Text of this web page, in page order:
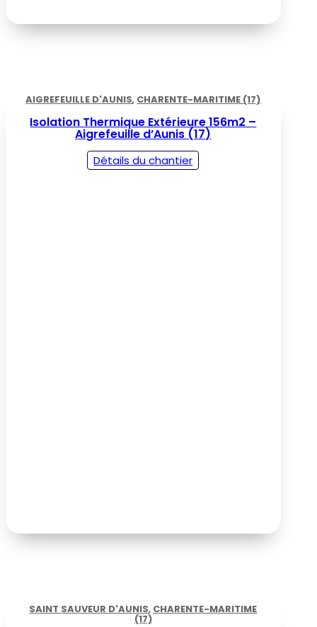
AIGREFEUILLE D'AUNIS, CHARENTE-MARITIME (17)
Isolation Thermique Extérieure 156m2 –
Aigrefeuille d’Aunis (17)
Détails du chantier
SAINT SAUVEUR D'AUNIS, CHARENTE-MARITIME
(17)